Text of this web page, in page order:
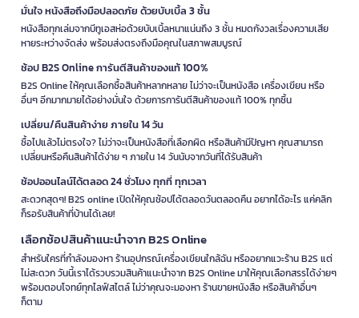
มั่นใจ หนังสือถึงมือปลอดภัย ด้วยบับเบิ้ล 3 ชั้น
หนังสือทุกเล่มจากบีทูเอสห่อด้วยบับเบิ้ลหนาแน่นถึง 3 ชั้น หมดกังวลเรื่องความเสีย
หายระหว่างจัดส่ง พร้อมส่งตรงถึงมือคุณในสภาพสมบูรณ์
ช้อป B2S Online การันตีสินค้าของแท้ 100%
B2S Online ให้คุณเลือกซื้อสินค้าหลากหลาย ไม่ว่าจะเป็นหนังสือ เครื่องเขียน หรือ
อื่นๆ อีกมากมายได้อย่างมั่นใจ ด้วยการการันตีสินค้าของแท้ 100% ทุกชิ้น
เปลี่ยน/คืนสินค้าง่าย ภายใน 14 วัน
ซื้อไปแล้วไม่ตรงใจ? ไม่ว่าจะเป็นหนังสือที่เลือกผิด หรือสินค้ามีปัญหา คุณสามารถ
เปลี่ยนหรือคืนสินค้าได้ง่าย ๆ ภายใน 14 วันนับจากวันที่ได้รับสินค้า
ช้อปออนไลน์ได้ตลอด 24 ชั่วโมง ทุกที่ ทุกเวลา
สะดวกสุดๆ! B2S online เปิดให้คุณช้อปได้ตลอดวันตลอดคืน อยากได้อะไร แค่คลิก
ก็รอรับสินค้าที่บ้านได้เลย!
เลือกช้อปสินค้าแนะนำจาก B2S Online
สำหรับใครที่กำลังมองหา ร้านอุปกรณ์เครื่องเขียนใกล้ฉัน หรืออยากแวะร้าน B2S แต่
ไม่สะดวก วันนี้เราได้รวบรวมสินค้าแนะนำจาก B2S Online มาให้คุณเลือกสรรได้ง่ายๆ
พร้อมตอบโจทย์ทุกไลฟ์สไตล์ ไม่ว่าคุณจะมองหา ร้านขายหนังสือ หรือสินค้าอื่นๆ
ก็ตาม